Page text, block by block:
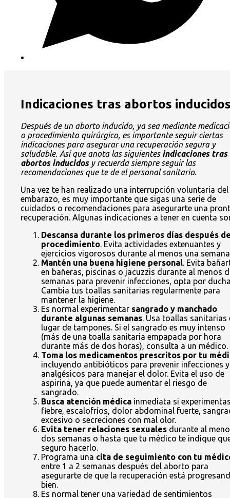
Indicaciones tras abortos
Después de un aborto inducido, ya sea mediante
o procedimiento quirúrgico, es importante seguir ciertas
indicaciones para asegurar una recuperación segura y
saludable. Así que anota las siguientes indicaciones tras
abortos inducidosy recuerda siempre seguir las
recomendaciones que te de el personal sanitario.
Una vez te han realizado una interrupción voluntaria del
embarazo, es muy importante que sigas una serie de
cuidados o recomendaciones para asegurarte una
recuperación. Algunas indicaciones a tener en cuenta
Descansa durante los primeros días después
procedimiento. Evita actividades extenuantes y
ejercicios vigorosos durante al menos una
Mantén una buena higiene personal. Evita
en bañeras, piscinas o jacuzzis durante al menos
semanas para prevenir infecciones, opta por
Cambia tus toallas sanitarias regularmente para
mantener la higiene.
Es normal experimentar sangrado y manchado
durante algunas semanas. Usa toallas sanitarias
lugar de tampones. Si el sangrado es muy intenso
(más de una toalla sanitaria empapada por hora
durante más de dos horas), consulta a un médico.
Toma los medicamentos prescritos por tu
incluyendo antibióticos para prevenir infecciones y
analgésicos para manejar el dolor. Evita el uso de
aspirina, ya que puede aumentar el riesgo de
sangrado.
Busca atención médica inmediata si
fiebre, escalofríos, dolor abdominal fuerte,
excesivo o secreciones con mal olor.
Evita tener relaciones sexuales durante al
dos semanas o hasta que tu médico te indique
seguro hacerlo.
Programa una cita de seguimiento con tu
entre 1 a 2 semanas después del aborto para
asegurarte de que la recuperación está
bien.
Es normal tener una variedad de sentimientos